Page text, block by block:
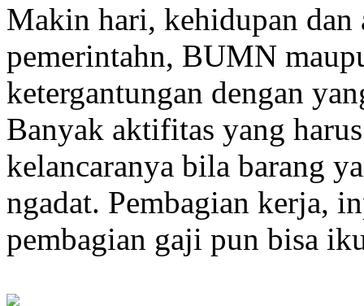
Makin hari, kehidupan
pemerintahn, BUMN
ketergantungan dengan
Banyak aktifitas yang
kelancaranya bila barang
ngadat. Pembagian kerja,
pembagian gaji pun bisa